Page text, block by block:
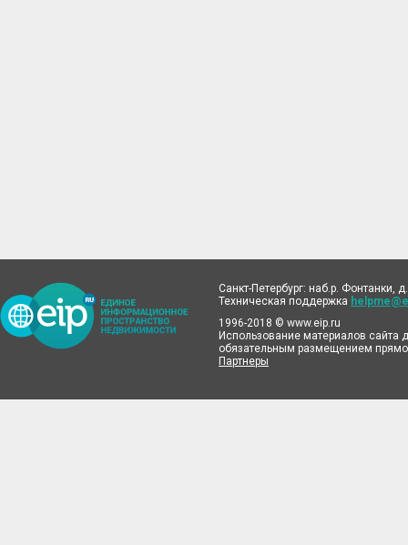
Санкт-Петербург: наб.р. Фонтанки,
Техническая поддержка
1996-2018 © www.eip.ru
Использование материалов сайта
обязательным размещением
Партнеры